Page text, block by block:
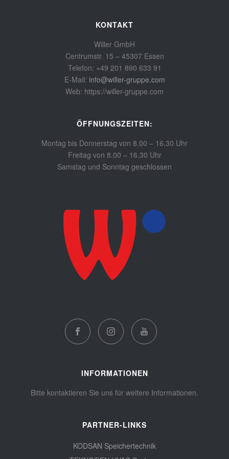
KONTAKT
Willer GmbH
Centrumstr. 15 – 45307 Essen
Telefon: +49 201 890 633 91
E-Mail: info@willer-gruppe.com
Web: https://willer-gruppe.com
ÖFFNUNGSZEITEN:
Montag bis Donnerstag von 8.00 – 16.30 Uhr
Freitag von 8.00 – 16.30 Uhr
Samstag und Sonntag geschlossen
INFORMATIONEN
Bitte kontaktieren Sie uns für weitere Informationen.
PARTNER-LINKS
KODSAN Speichertechnik